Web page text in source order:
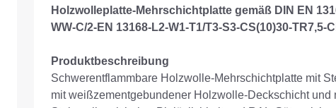
Holzwolleplatte-Mehrschichtplatte gemäß DIN EN
WW-C/2-EN 13168-L2-W1-T1/T3-S3-CS(10)30-TR7,5-
Produktbeschreibung
Schwerentflammbare Holzwolle-Mehrschichtplatte mit
mit weißzementgebundener Holzwolle-Deckschicht und